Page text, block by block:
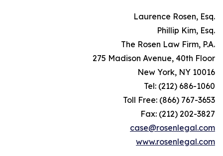
Laurence Rosen, Esq.
Phillip Kim, Esq.
The Rosen Law Firm, P.A.
275 Madison Avenue, 40th Floor
New York, NY 10016
Tel: (212) 686-1060
Toll Free: (866) 767-3653
Fax: (212) 202-3827
case@rosenlegal.com
www.rosenlegal.com